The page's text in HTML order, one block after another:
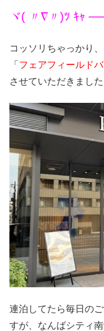
ヾ( 〃∇〃)ﾂ ｷｬ
コッソリちゃっかり
「 フェアフィールド
させていただきました
連泊してたら毎日の
すが、なんばシティ南